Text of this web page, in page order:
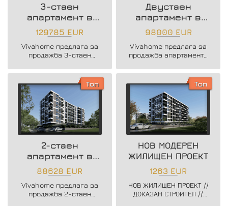
3-стаен
апартамент в
нова жилищна
сграда
129785 EUR
Vivahome предлага за
продажба 3-стаен
жилищна сграда в жк.
Владислав Варненчик.
Двустаен
апартамент в
района на
Възраждане 3
98000 EUR
Vivahome предлага за
продажба апартаменти
бутикова сграда в кв.
Възраждане 3.
Топ
2-стаен
апартамент в
нова жилищна
сграда
88628 EUR
Vivahome предлага за
продажба 2-стаен
Топ
НОВ МОДЕРЕН
ЖИЛИЩЕН ПРОЕКТ
1263 EUR
НОВ ЖИЛИЩЕН ПРОЕКТ //
ДОКАЗАН СТРОИТЕЛ //